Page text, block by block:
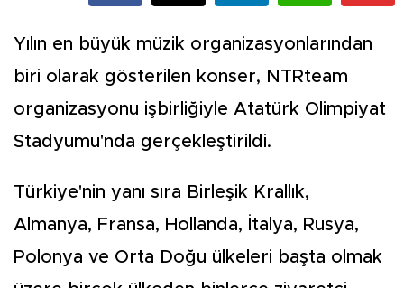
Yılın en büyük müzik organizasyonlarından
biri olarak gösterilen konser, NTRteam
organizasyonu işbirliğiyle Atatürk Olimpiyat
Stadyumu'nda gerçekleştirildi.
Türkiye'nin yanı sıra Birleşik Krallık,
Almanya, Fransa, Hollanda, İtalya, Rusya,
Polonya ve Orta Doğu ülkeleri başta olmak